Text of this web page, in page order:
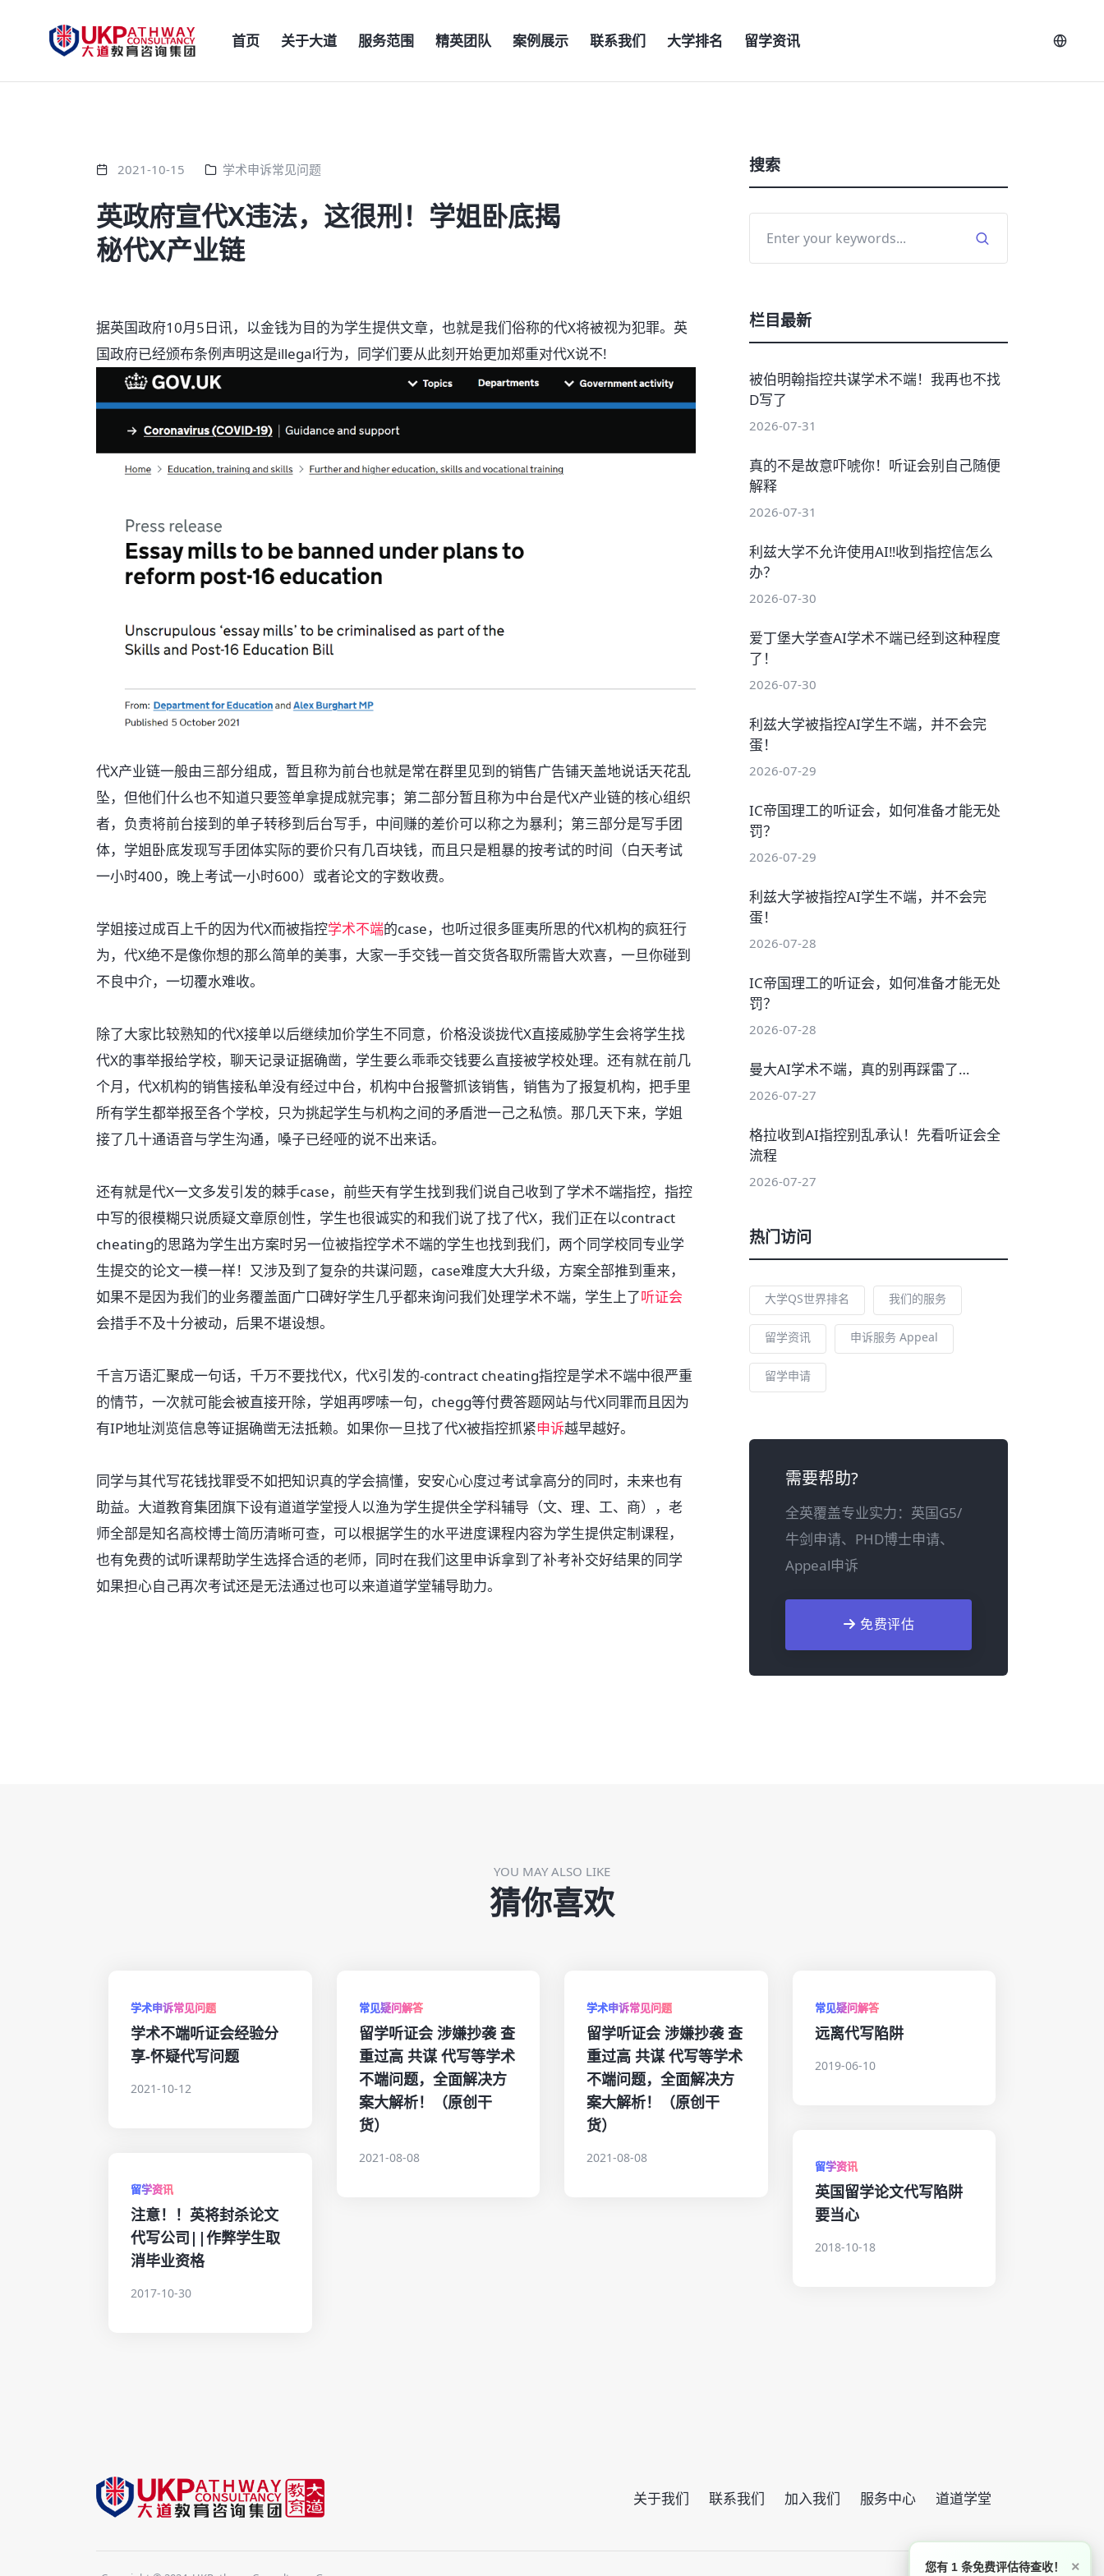
首页 关于大道 服务范围 精英团队 案例展示 联系我们 大学排名 留学资讯
2021-10-15 学术申诉常见问题
英政府宣代X违法，这很刑！学姐卧底揭
秘代X产业链
据英国政府10月5日讯，以金钱为目的为学生提供文章，也就是我们俗称的代X将被视为犯罪。英
国政府已经颁布条例声明这是illegal行为，同学们要从此刻开始更加郑重对代X说不!
代X产业链一般由三部分组成，暂且称为前台也就是常在群里见到的销售广告铺天盖地说话天花乱
坠，但他们什么也不知道只要签单拿提成就完事；第二部分暂且称为中台是代X产业链的核心组织
者，负责将前台接到的单子转移到后台写手，中间赚的差价可以称之为暴利；第三部分是写手团
体，学姐卧底发现写手团体实际的要价只有几百块钱，而且只是粗暴的按考试的时间（白天考试
一小时400，晚上考试一小时600）或者论文的字数收费。
学姐接过成百上千的因为代X而被指控学术不端的case，也听过很多匪夷所思的代X机构的疯狂行
为，代X绝不是像你想的那么简单的美事，大家一手交钱一首交货各取所需皆大欢喜，一旦你碰到
不良中介，一切覆水难收。
除了大家比较熟知的代X接单以后继续加价学生不同意，价格没谈拢代X直接威胁学生会将学生找
代X的事举报给学校，聊天记录证据确凿，学生要么乖乖交钱要么直接被学校处理。还有就在前几
个月，代X机构的销售接私单没有经过中台，机构中台报警抓该销售，销售为了报复机构，把手里
所有学生都举报至各个学校，只为挑起学生与机构之间的矛盾泄一己之私愤。那几天下来，学姐
接了几十通语音与学生沟通，嗓子已经哑的说不出来话。
还有就是代X一文多发引发的棘手case，前些天有学生找到我们说自己收到了学术不端指控，指控
中写的很模糊只说质疑文章原创性，学生也很诚实的和我们说了找了代X，我们正在以contract
cheating的思路为学生出方案时另一位被指控学术不端的学生也找到我们，两个同学校同专业学
生提交的论文一模一样！又涉及到了复杂的共谋问题，case难度大大升级，方案全部推到重来，
如果不是因为我们的业务覆盖面广口碑好学生几乎都来询问我们处理学术不端，学生上了听证会
会措手不及十分被动，后果不堪设想。
千言万语汇聚成一句话，千万不要找代X，代X引发的-contract cheating指控是学术不端中很严重
的情节，一次就可能会被直接开除，学姐再啰嗦一句，chegg等付费答题网站与代X同罪而且因为
有IP地址浏览信息等证据确凿无法抵赖。如果你一旦找了代X被指控抓紧申诉越早越好。
同学与其代写花钱找罪受不如把知识真的学会搞懂，安安心心度过考试拿高分的同时，未来也有
助益。大道教育集团旗下设有道道学堂授人以渔为学生提供全学科辅导（文、理、工、商），老
师全部是知名高校博士简历清晰可查，可以根据学生的水平进度课程内容为学生提供定制课程，
也有免费的试听课帮助学生选择合适的老师，同时在我们这里申诉拿到了补考补交好结果的同学
如果担心自己再次考试还是无法通过也可以来道道学堂辅导助力。
搜索
栏目最新
被伯明翰指控共谋学术不端！我再也不找
D写了
2026-07-31
真的不是故意吓唬你！听证会别自己随便
解释
2026-07-31
利兹大学不允许使用AI‼️收到指控信怎么
办？
2026-07-30
爱丁堡大学查AI学术不端已经到这种程度
了！
2026-07-30
利兹大学被指控AI学生不端，并不会完
蛋！
2026-07-29
IC帝国理工的听证会，如何准备才能无处
罚？
2026-07-29
利兹大学被指控AI学生不端，并不会完
蛋！
2026-07-28
IC帝国理工的听证会，如何准备才能无处
罚？
2026-07-28
曼大AI学术不端，真的别再踩雷了…
2026-07-27
格拉收到AI指控别乱承认！先看听证会全
流程
2026-07-27
热门访问
大学QS世界排名 我们的服务
留学资讯 申诉服务 Appeal
留学申请
需要帮助?
全英覆盖专业实力：英国G5/
牛剑申请、PHD博士申请、
Appeal申诉
免费评估
YOU MAY ALSO LIKE
猜你喜欢
学术申诉常见问题
学术不端听证会经验分
享-怀疑代写问题
2021-10-12
常见疑问解答
留学听证会 涉嫌抄袭 查
重过高 共谋 代写等学术
不端问题，全面解决方
案大解析！（原创干
货）
2021-08-08
学术申诉常见问题
留学听证会 涉嫌抄袭 查
重过高 共谋 代写等学术
不端问题，全面解决方
案大解析！（原创干
货）
2021-08-08
常见疑问解答
远离代写陷阱
2019-06-10
留学资讯
英国留学论文代写陷阱
要当心
2018-10-18
留学资讯
注意！！英将封杀论文
代写公司||作弊学生取
消毕业资格
2017-10-30
关于我们 联系我们 加入我们 服务中心 道道学堂
×
您有 1 条免费评估待查收！